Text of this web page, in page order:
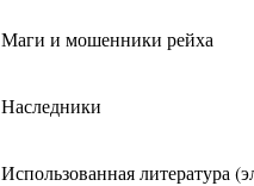
Маги и мошенники рейха
Наследники
Использованная литература